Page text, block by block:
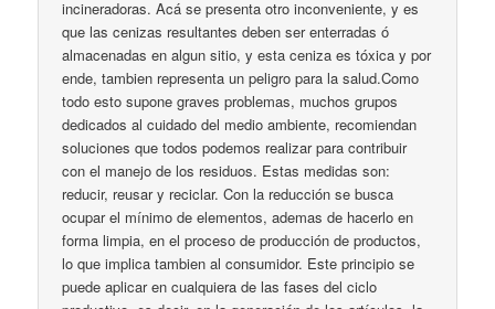
incineradoras. Acá se presenta otro inconveniente, y es
que las cenizas resultantes deben ser enterradas ó
almacenadas en algun sitio, y esta ceniza es tóxica y por
ende, tambien representa un peligro para la salud.Como
todo esto supone graves problemas, muchos grupos
dedicados al cuidado del medio ambiente, recomiendan
soluciones que todos podemos realizar para contribuir
con el manejo de los residuos. Estas medidas son:
reducir, reusar y reciclar. Con la reducción se busca
ocupar el mínimo de elementos, ademas de hacerlo en
forma limpia, en el proceso de producción de productos,
lo que implica tambien al consumidor. Este principio se
puede aplicar en cualquiera de las fases del ciclo